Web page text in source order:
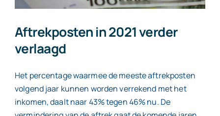
Aftrekposten in 2021 verder
verlaagd
Het percentage waarmee de meeste aftrekposten
volgend jaar kunnen worden verrekend met het
inkomen, daalt naar 43% tegen 46% nu. De